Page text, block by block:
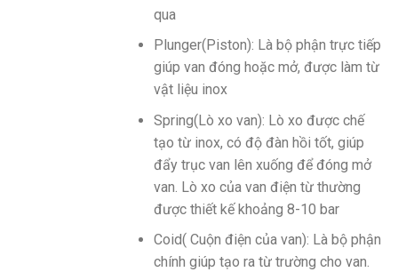
qua
Plunger(Piston): Là bộ phận trực tiếp
giúp van đóng hoặc mở, được làm từ
vật liệu inox
Spring(Lò xo van): Lò xo được chế
tạo từ inox, có độ đàn hồi tốt, giúp
đẩy trục van lên xuống để đóng mở
van. Lò xo của van điện từ thường
được thiết kế khoảng 8-10 bar
Coid( Cuộn điện của van): Là bộ phận
chính giúp tạo ra từ trường cho van.